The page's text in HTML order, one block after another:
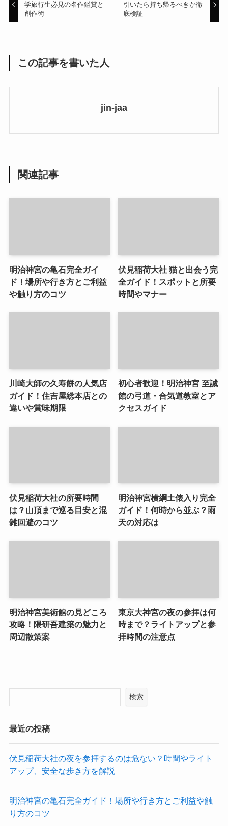
学旅行生必見の名作鑑賞と
創作術
引いたら持ち帰るべきか徹
底検証
この記事を書いた人
jin-jaa
関連記事
明治神宮の亀石完全ガイ
ド！場所や行き方とご利益
や触り方のコツ
伏見稲荷大社 猫と出会う完
全ガイド！スポットと所要
時間やマナー
川崎大師の久寿餅の人気店
ガイド！住吉屋総本店との
違いや賞味期限
初心者歓迎！明治神宮 至誠
館の弓道・合気道教室とア
クセスガイド
伏見稲荷大社の所要時間
は？山頂まで巡る目安と混
雑回避のコツ
明治神宮横綱土俵入り完全
ガイド！何時から並ぶ？雨
天の対応は
明治神宮美術館の見どころ
攻略！隈研吾建築の魅力と
周辺散策案
東京大神宮の夜の参拝は何
時まで？ライトアップと参
拝時間の注意点
検索
最近の投稿
伏見稲荷大社の夜を参拝するのは危ない？時間やライト
アップ、安全な歩き方を解説
明治神宮の亀石完全ガイド！場所や行き方とご利益や触
り方のコツ